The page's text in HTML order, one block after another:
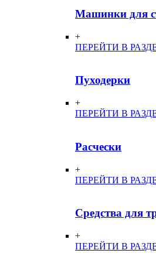
Машинки для
+
ПЕРЕЙТИ В
Пуходерки
+
ПЕРЕЙТИ В
Расчески
+
ПЕРЕЙТИ В
Средства для
+
ПЕРЕЙТИ В